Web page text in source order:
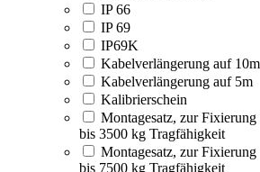
IP 66
IP 69
IP69K
Kabelverlängerung auf 10m
Kabelverlängerung auf 5m
Kalibrierschein
Montagesatz, zur
bis 3500 kg Tragfähigkeit
Montagesatz, zur
bis 7500 kg Tragfähigkeit